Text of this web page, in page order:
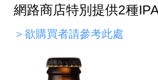
網路商店特別提供2種
＞欲購買者請參考此處